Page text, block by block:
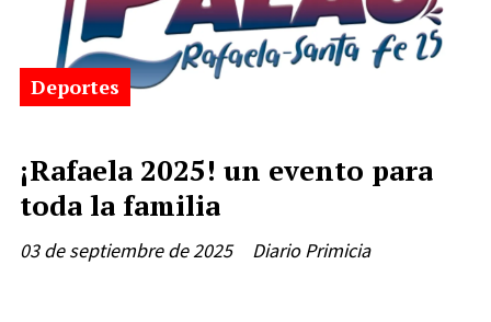
¡Rafaela 2025! un evento para
toda la familia
Diario Primicia
Deportes
03 de septiembre de 2025